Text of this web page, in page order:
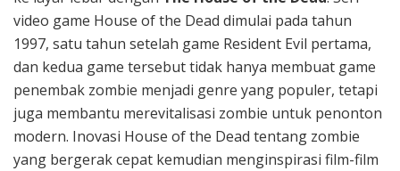
video game House of the Dead dimulai pada tahun
1997, satu tahun setelah game Resident Evil pertama,
dan kedua game tersebut tidak hanya membuat game
penembak zombie menjadi genre yang populer, tetapi
juga membantu merevitalisasi zombie untuk penonton
modern. Inovasi House of the Dead tentang zombie
yang bergerak cepat kemudian menginspirasi film-film